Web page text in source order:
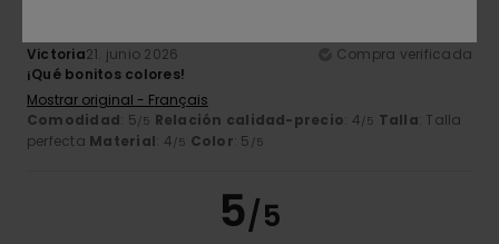
Victoria21. junio 2026
Compra verificada
¡Qué bonitos colores!
Mostrar original - Français
Comodidad: 5/5 Relación calidad-precio: 4/5 Talla: Talla
perfecta Material: 4/5 Color: 5 /5
5/5